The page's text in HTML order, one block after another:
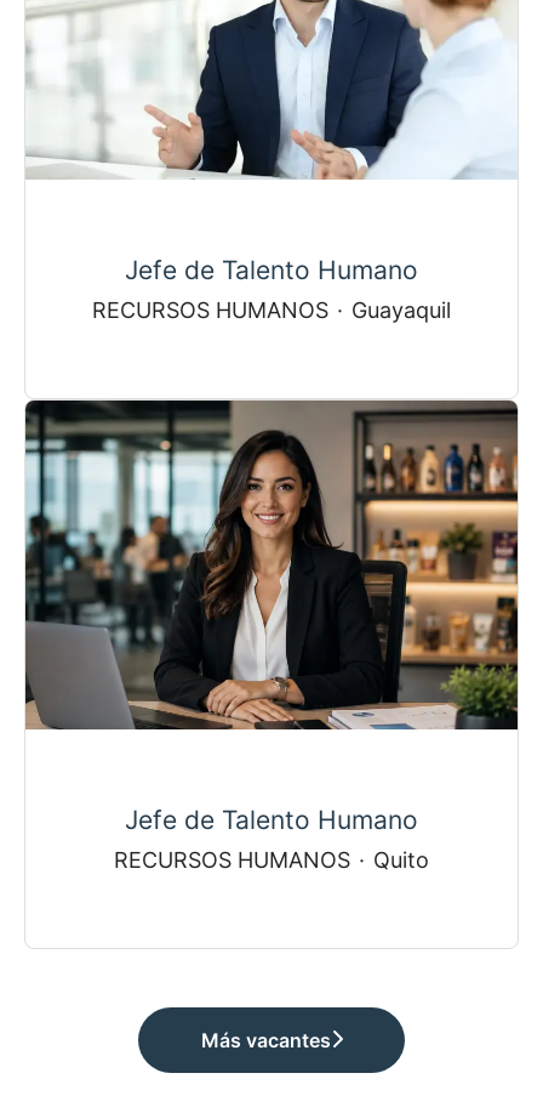
Jefe de Talento Humano
RECURSOS HUMANOS · Guayaquil
Jefe de Talento Humano
RECURSOS HUMANOS · Quito
Más vacantes